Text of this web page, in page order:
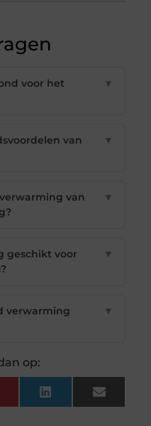
voor het
▼
van
▼
van
▼
geschikt voor
▼
verwarming
▼
op:
LinkedIn Email